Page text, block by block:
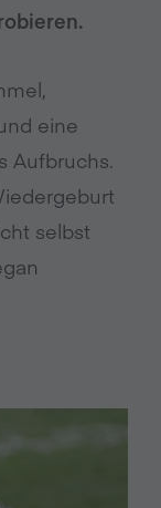
eine
Aufbruchs.
selbst